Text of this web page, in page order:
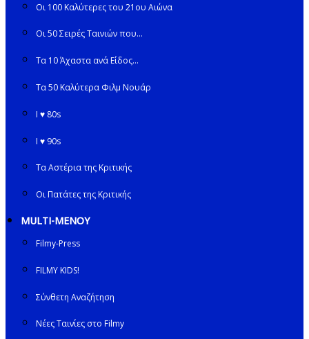
Οι 100 Καλύτερες του 21ου Αιώνα
Οι 50 Σειρές Ταινιών που…
Τα 10 Άχαστα ανά Είδος…
Τα 50 Καλύτερα Φιλμ Νουάρ
I ♥ 80s
I ♥ 90s
Τα Αστέρια της Κριτικής
Οι Πατάτες της Κριτικής
MULTI-ΜΕΝΟΥ
Filmy-Press
FILMY KIDS!
Σύνθετη Αναζήτηση
Νέες Ταινίες στο Filmy